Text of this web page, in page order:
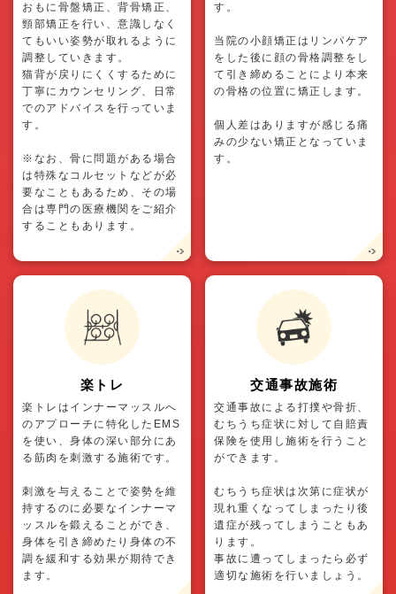
おもに骨盤矯正、背骨矯正、
頸部矯正を行い、意識しなく
てもいい姿勢が取れるように
調整していきます。
猫背が戻りにくくするために
丁寧にカウンセリング、日常
でのアドバイスを行っていま
す。
※なお、骨に問題がある場合
は特殊なコルセットなどが必
要なこともあるため、その場
合は専門の医療機関をご紹介
することもあります。
す。
当院の小顔矯正はリンパケア
をした後に顔の骨格調整をし
て引き締めることにより本来
の骨格の位置に矯正します。
個人差はありますが感じる痛
みの少ない矯正となっていま
す。
楽トレ
楽トレはインナーマッスルへ
のアプローチに特化したEMS
を使い、身体の深い部分にあ
る筋肉を刺激する施術です。
刺激を与えることで姿勢を維
持するのに必要なインナーマ
ッスルを鍛えることができ、
身体を引き締めたり身体の不
調を緩和する効果が期待でき
ます。
交通事故施術
交通事故による打撲や骨折、
むちうち症状に対して自賠責
保険を使用し施術を行うこと
ができます。
むちうち症状は次第に症状が
現れ重くなってしまったり後
遺症が残ってしまうこともあ
ります。
事故に遭ってしまったら必ず
適切な施術を行いましょう。